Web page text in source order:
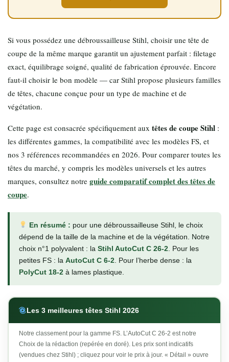
Si vous possédez une débroussailleuse Stihl, choisir une tête de
coupe de la même marque garantit un ajustement parfait : filetage
exact, équilibrage soigné, qualité de fabrication éprouvée. Encore
faut-il choisir le bon modèle — car Stihl propose plusieurs familles
de têtes, chacune conçue pour un type de machine et de
végétation.
Cette page est consacrée spécifiquement aux têtes de coupe Stihl :
les différentes gammes, la compatibilité avec les modèles FS, et
nos 3 références recommandées en 2026. Pour comparer toutes les
têtes du marché, y compris les modèles universels et les autres
marques, consultez notre guide comparatif complet des têtes de
coupe.
En résumé : pour une débroussailleuse Stihl, le choix
dépend de la taille de la machine et de la végétation. Notre
choix n°1 polyvalent : la Stihl AutoCut C 26-2 . Pour les
petites FS : la AutoCut C 6-2 . Pour l’herbe dense : la
PolyCut 18-2 à lames plastique.
Les 3 meilleures têtes Stihl 2026
Notre classement pour la gamme FS. L’AutoCut C 26-2 est notre
Choix de la rédaction (repérée en doré). Les prix sont indicatifs
(vendues chez Stihl) ; cliquez pour voir le prix à jour. « Détail » ouvre